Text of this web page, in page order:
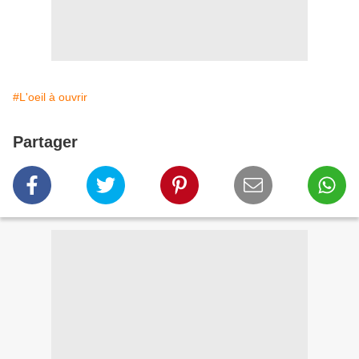
#L'oeil à ouvrir
Partager